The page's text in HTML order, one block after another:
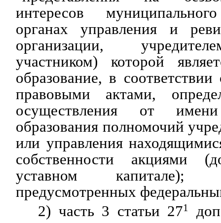
интересов
органах управления и
организации,
участником) которой
образование, в
правовыми актами,
осуществления от имени
образования полномочий
или управления
собственности акциями
уставном капитале);
предусмотренных
2) часть 3 статьи 271